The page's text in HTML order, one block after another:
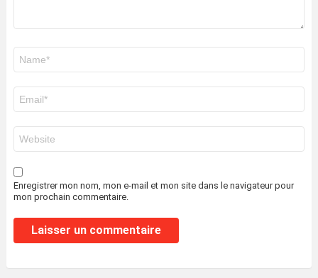
mail
*
web
Enregistrer mon nom, mon e-mail et mon site dans le navigateur pour
mon prochain commentaire.